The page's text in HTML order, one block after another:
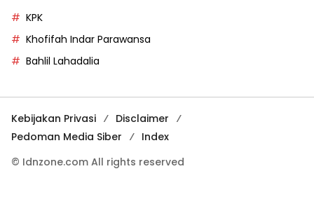
KPK
Khofifah Indar Parawansa
Bahlil Lahadalia
Kebijakan Privasi
Disclaimer
Pedoman Media Siber
Index
© Idnzone.com All rights reserved